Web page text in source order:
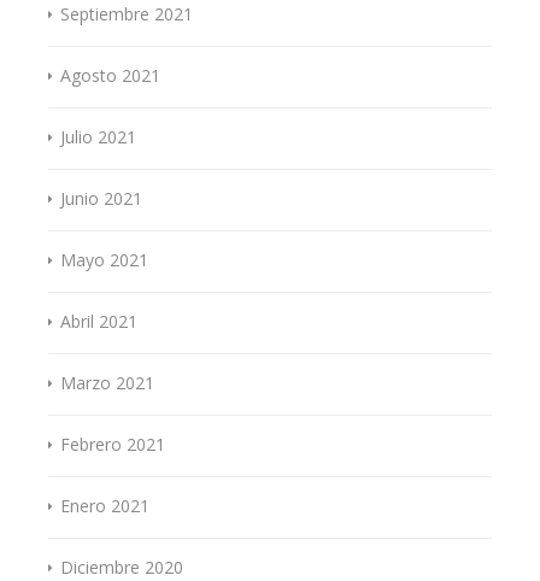
Septiembre 2021
Agosto 2021
Julio 2021
Junio 2021
Mayo 2021
Abril 2021
Marzo 2021
Febrero 2021
Enero 2021
Diciembre 2020